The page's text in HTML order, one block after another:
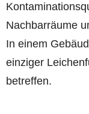
Nachbarräume
In einem
einziger
betreffen.